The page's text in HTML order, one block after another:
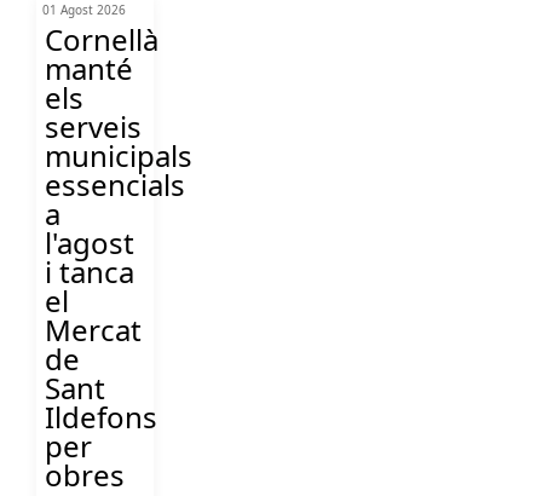
01 Agost 2026
Cornellà
manté
els
serveis
municipals
essencials
a
l'agost
i tanca
el
Mercat
de
Sant
Ildefons
per
obres